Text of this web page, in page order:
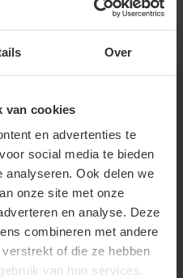
Over
van cookies
en advertenties te
social media te bieden
analyseren. Ook delen we
onze site met onze
en analyse. Deze
combineren met andere
of die ze hebben
van hun services.
loon, met een maximum
hiervan afwijken.